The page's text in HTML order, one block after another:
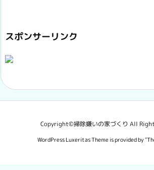
スポンサーリンク
Copyright©掃除嫌いの家づくり All
WordPress Luxeritas Theme is provided by "